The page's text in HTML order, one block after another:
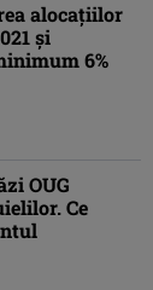
alocaţiilor
şi
6%
OUG
Ce